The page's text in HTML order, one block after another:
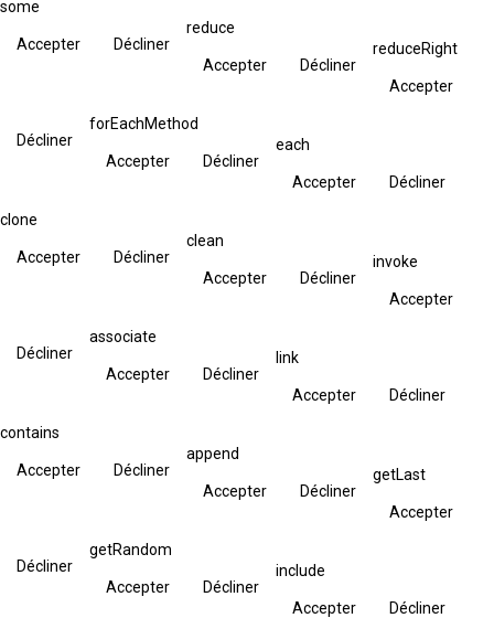
some
Accepter Décliner
reduce
Accepter Décliner
reduceRight
Accepter
Décliner
forEachMethod
Accepter Décliner
each
Accepter Décliner
clone
Accepter Décliner
clean
Accepter Décliner
invoke
Accepter
Décliner
associate
Accepter Décliner
link
Accepter Décliner
contains
Accepter Décliner
append
Accepter Décliner
getLast
Accepter
Décliner
getRandom
Accepter Décliner
include
Accepter Décliner